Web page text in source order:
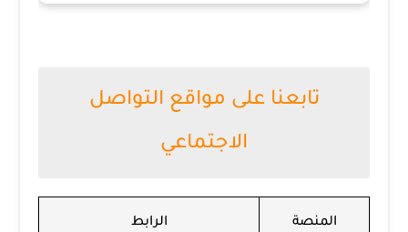
تابعنا على مواقع التواصل
الاجتماعي
المنصة الرابط